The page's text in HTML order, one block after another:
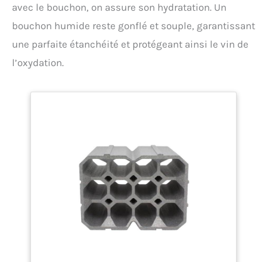
avec le bouchon, on assure son hydratation. Un
bouchon humide reste gonflé et souple, garantissant
une parfaite étanchéité et protégeant ainsi le vin de
l’oxydation.